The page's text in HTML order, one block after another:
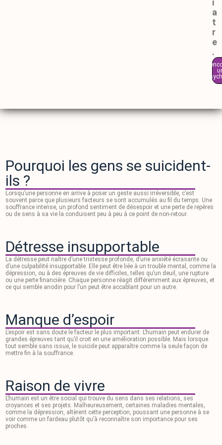
i
a
t
r
e
.
Pourquoi les gens se suicident-
ils ?
Lorsqu’une personne en arrive à poser un geste aussi irréversible, c’est
souvent parce que plusieurs facteurs se sont accumulés au fil du temps. Une
souffrance intense, un profond sentiment de désespoir et une perte de repères
ou de sens à sa vie la conduisent peu à peu à ce point de non-retour.
Détresse insupportable
La détresse peut naître d’une tristesse profonde, d’une anxiété écrasante ou
d’une culpabilité insupportable. Elle peut être liée à un trouble mental, comme la
dépression, ou à des épreuves de vie difficiles, telles qu’un deuil, une rupture
ou une perte financière. Chaque personne réagit différemment aux épreuves, et
ce qui semble anodin pour l’un peut être accablant pour un autre.
Manque d’espoir
L’espoir est sans doute le facteur le plus important. L’humain peut endurer de
grandes épreuves tant qu’il croit en une amélioration possible. Mais lorsque
tout semble sans issue, le suicide peut apparaître comme la seule façon de
mettre fin à la souffrance.
Raison de vivre
L’humain est un être social qui trouve du sens dans ses relations, ses
croyances et ses projets. Malheureusement, certaines maladies mentales,
comme la dépression, altèrent cette perception, poussant une personne à se
voir comme un fardeau plutôt qu’à reconnaître son importance pour ses
proches.